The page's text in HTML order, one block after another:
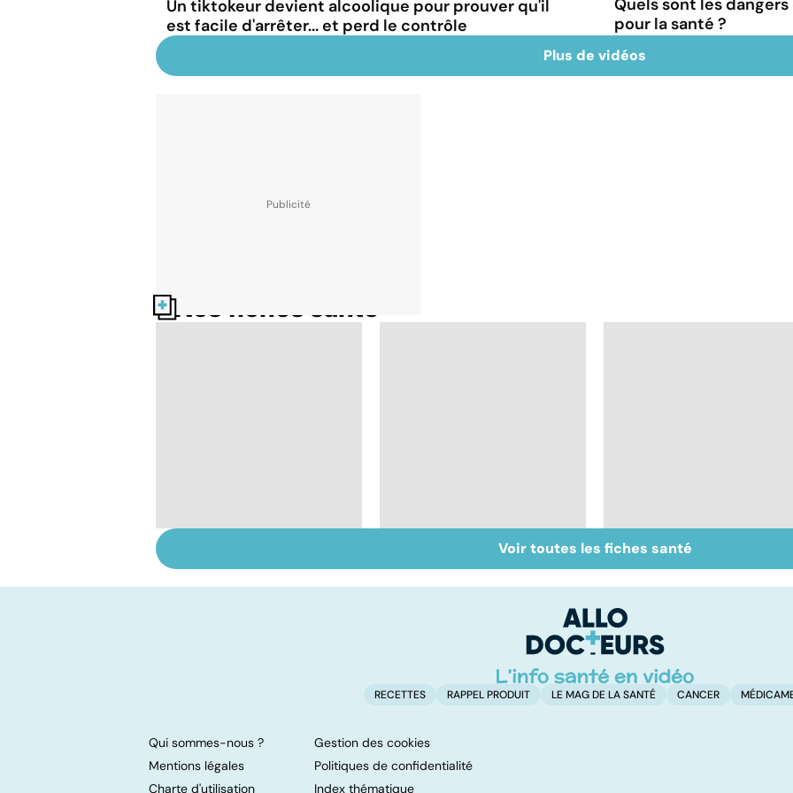
Un tiktokeur devient alcoolique pour prouver qu'il
est facile d'arrêter... et perd le contrôle
Quels sont les
pour la santé ?
Plus de vidéos
Nos fiches santé
Leonetti à l'aide
Faire du sport à
domicile, c'est facile !
Don de gamètes : le
pour et le contre
Voir toutes les fiches santé
RECETTES RAPPEL PRODUIT LE MAG DE LA SANTÉ CANCER
Qui sommes-nous ?
Gestion des cookies
Mentions légales
Politiques de confidentialité
Charte d'utilisation
Index thématique